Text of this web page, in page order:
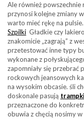
Ale również powszechnie
przynosi kolejne zmiany
warto mieć rękę na
Szpilki Gładkie czy
znakomicie „zagrają” z
przetestować inne typy
wykonane z
zapomniały się przebrać
rockowych jeansowych
na wysokim obcasie. śli
doskonale pasują trampki
przeznaczone do
obuwia z chęcią nosimy